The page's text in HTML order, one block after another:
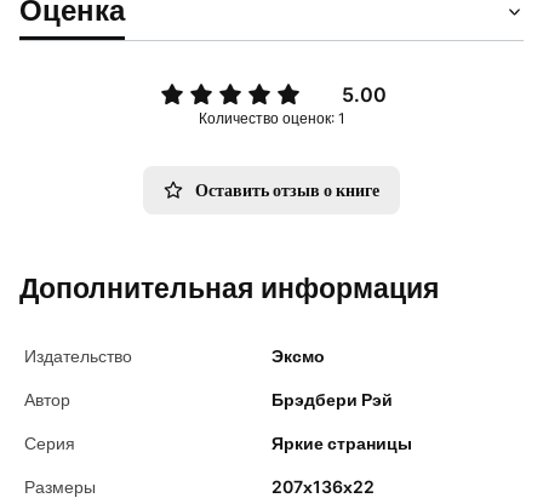
Оценка
5.00
Количество оценок: 1
Оставить отзыв о книге
Дополнительная информация
Издательство Эксмо
Автор Брэдбери Рэй
Серия Яркие страницы
Размеры 207х136х22